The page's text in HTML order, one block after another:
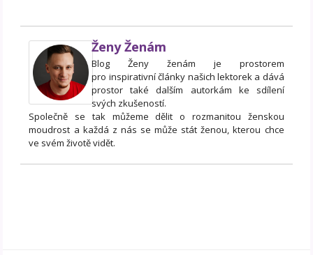
Ženy Ženám
Blog Ženy ženám je prostorem
pro inspirativní články našich lektorek a dává
prostor také dalším autorkám ke sdílení
svých zkušeností.
Společně se tak můžeme dělit o rozmanitou ženskou
moudrost a každá z nás se může stát ženou, kterou chce
ve svém životě vidět.